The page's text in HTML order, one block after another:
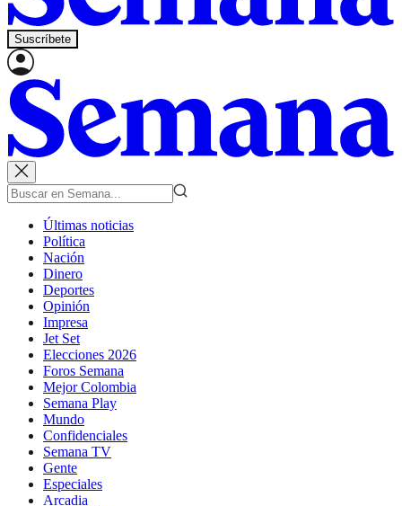
Suscríbete
Últimas noticias
Política
Nación
Dinero
Deportes
Opinión
Impresa
Jet Set
Elecciones 2026
Foros Semana
Mejor Colombia
Semana Play
Mundo
Confidenciales
Semana TV
Gente
Especiales
Arcadia